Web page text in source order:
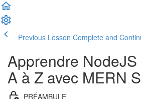
Previous Lesson Complete and
Apprendre
A à Z avec MERN
PRÉAMBULE